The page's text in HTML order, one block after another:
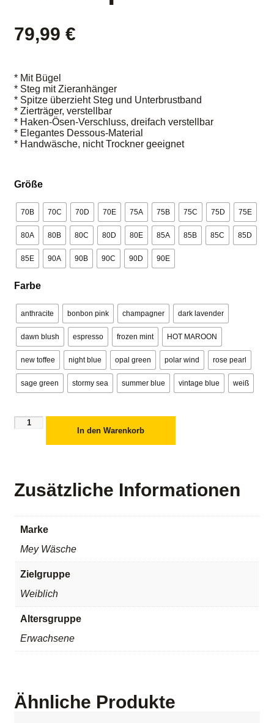
79,99 €
* Mit Bügel
* Steg mit Zieranhänger
* Spitze überzieht Steg und Unterbrustband
* Zierträger, verstellbar
* Haken-Ösen-Verschluss, dreifach verstellbar
* Elegantes Dessous-Material
* Handwäsche, nicht Trockner geeignet
Größe
70B 70C 70D 70E 75A 75B 75C 75D 75E
80A 80B 80C 80D 80E 85A 85B 85C 85D
85E 90A 90B 90C 90D 90E
Farbe
anthracite bonbon pink champagner dark lavender
dawn blush espresso frozen mint HOT MAROON
new toffee night blue opal green polar wind rose pearl
sage green stormy sea summer blue vintage blue weiß
In den Warenkorb
Zusätzliche Informationen
Marke
Mey Wäsche
Zielgruppe
Weiblich
Altersgruppe
Erwachsene
Ähnliche Produkte